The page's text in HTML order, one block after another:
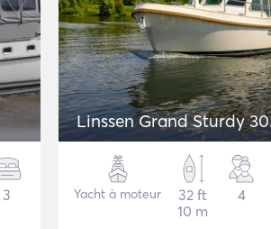
3
Linssen Grand Sturdy
Yacht à moteur
32 ft
10 m
4